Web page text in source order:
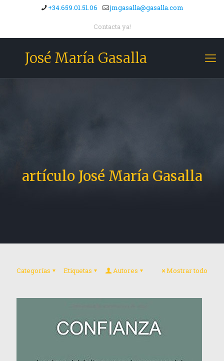
+34.659.01.51.06 jmgasalla@gasalla.com
Contacta ya!
José María Gasalla
artículo José María Gasalla
Categorías Etiquetas Autores Mostrar todo